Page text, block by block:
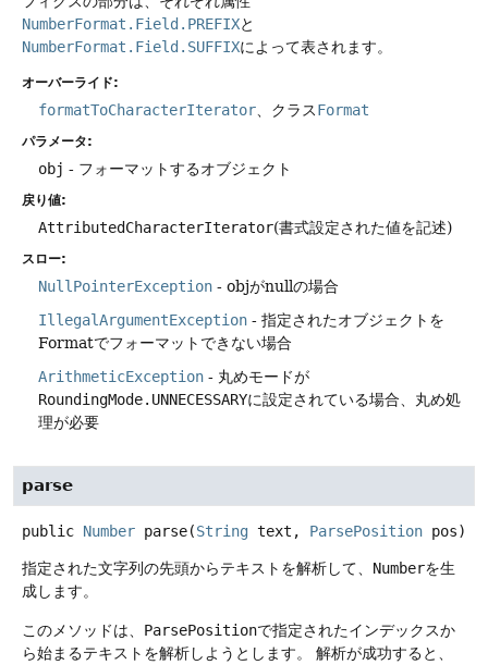
NumberFormat.Field.PREFIXと
NumberFormat.Field.SUFFIXによって表されます。
オーバーライド:
formatToCharacterIterator、クラスFormat
パラメータ:
obj - フォーマットするオブジェクト
戻り値:
AttributedCharacterIterator(書式設定された値を記述)
スロー:
NullPointerException - objがnullの場合
IllegalArgumentException - 指定されたオブジェクトを
Formatでフォーマットできない場合
ArithmeticException - 丸めモードが
RoundingMode.UNNECESSARYに設定されている場合、丸め処
理が必要
parse
public Number parse(String text, ParsePosition pos)
指定された文字列の先頭からテキストを解析して、 Numberを生
成します。
このメソッドは、 ParsePositionで指定されたインデックスか
ら始まるテキストを解析しようとします。
解析が成功すると、